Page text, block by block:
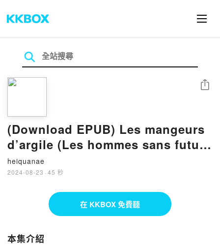
(Download EPUB) Les mangeurs
d’argile (Les hommes sans futur,
#1) by Pierre Pelot
heiquanae
2024-08-23 · 45 秒
分享
在 KKBOX 免費聽
本集介紹